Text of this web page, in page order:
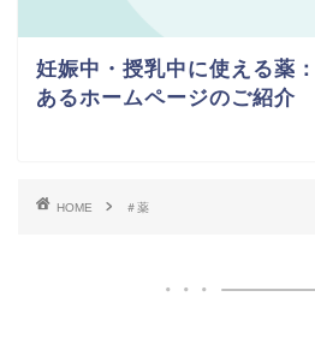
妊娠中・授乳中に使える薬
あるホームページのご紹介
HOME ＃薬